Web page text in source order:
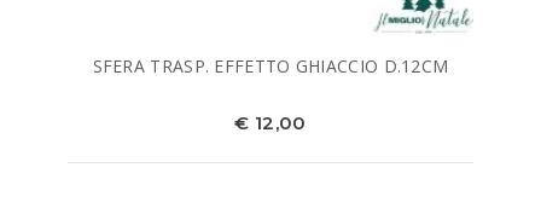
SFERA TRASP. EFFETTO GHIACCIO D.12CM
€ 12,00